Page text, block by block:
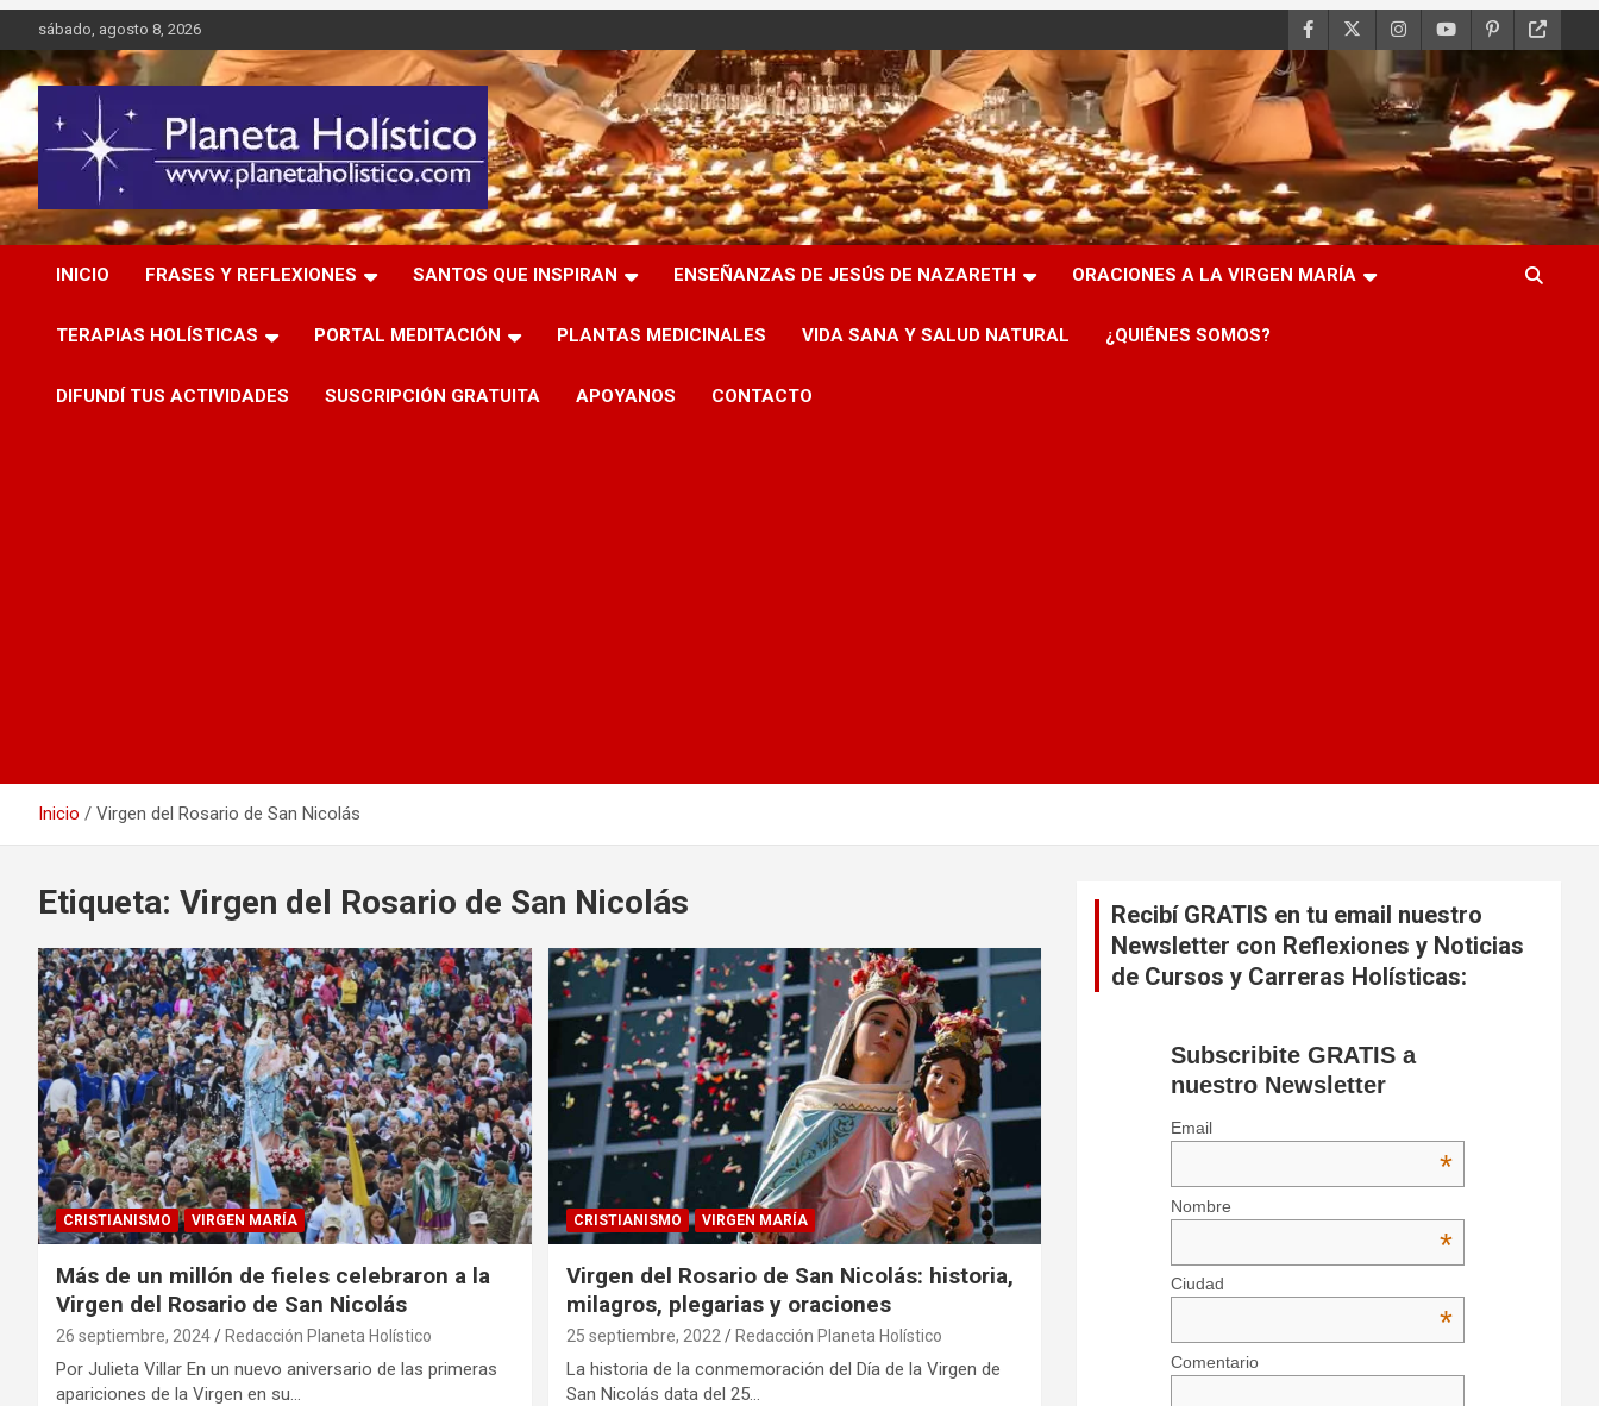
al
contenido
sábado, agosto 8, 2026
Planeta Holístico
Difusión de espiritualidad, terapias alternativas holísticas,
cursos, talleres y seminarios
INICIO
FRASES Y REFLEXIONES SANTOS QUE INSPIRAN ENSEÑANZAS DE JESÚS DE NAZARETH ORACIONES A LA VIRGEN MARÍA
TERAPIAS HOLÍSTICAS PORTAL MEDITACIÓN PLANTAS MEDICINALES VIDA SANA Y SALUD NATURAL ¿QUIÉNES SOMOS?
DIFUNDÍ TUS ACTIVIDADES SUSCRIPCIÓN GRATUITA APOYANOS CONTACTO
Inicio Virgen del Rosario de San Nicolás
Etiqueta: Virgen del Rosario de San Nicolás
CRISTIANISMO VIRGEN MARÍA
Más de un millón de fieles celebraron a la
Virgen del Rosario de San Nicolás
26 septiembre, 2024 Redacción Planeta Holístico
Por Julieta Villar En un nuevo aniversario de las primeras
apariciones de la Virgen en su…
CRISTIANISMO VIRGEN MARÍA
Virgen del Rosario de San Nicolás: historia,
milagros, plegarias y oraciones
25 septiembre, 2022 Redacción Planeta Holístico
La historia de la conmemoración del Día de la Virgen de
San Nicolás data del 25…
Recibí GRATIS en tu email nuestro
Newsletter con Reflexiones y Noticias
de Cursos y Carreras Holísticas:
Subscribite GRATIS a
nuestro Newsletter
Email
*
Nombre
*
Ciudad
*
Comentario